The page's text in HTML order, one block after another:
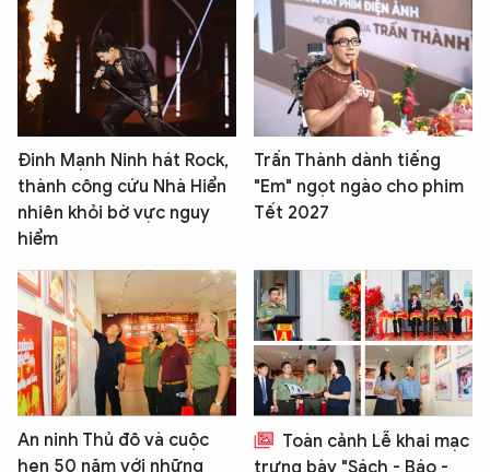
Đinh Mạnh Ninh hát Rock,
thành công cứu Nhà Hiển
nhiên khỏi bờ vực nguy
hiểm
Trấn Thành dành tiếng
"Em" ngọt ngào cho phim
Tết 2027
An ninh Thủ đô và cuộc
hẹn 50 năm với những
Toàn cảnh Lễ khai mạc
trưng bày "Sách - Báo -